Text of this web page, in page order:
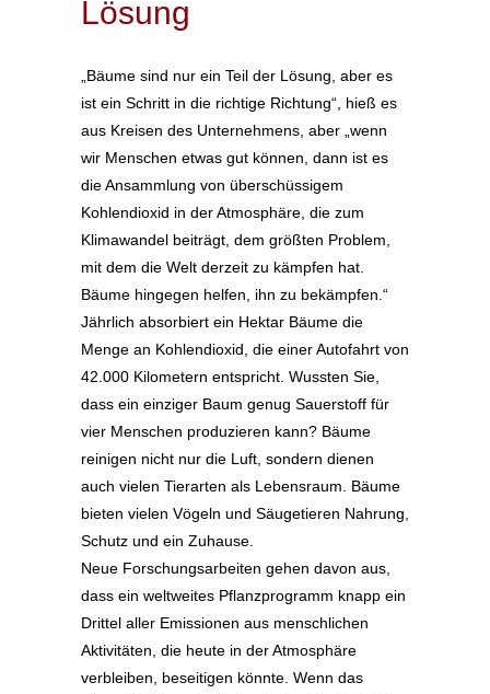
Lösung
Bäume sind nur ein Teil der Lösung, aber es
ist ein Schritt in die richtige Richtung“, hieß es
aus Kreisen des Unternehmens, aber „wenn
wir Menschen etwas gut können, dann ist es
die Ansammlung von überschüssigem
Kohlendioxid in der Atmosphäre, die zum
Klimawandel beiträgt, dem größten Problem,
mit dem die Welt derzeit zu kämpfen hat.
Bäume hingegen helfen, ihn zu bekämpfen.“
Jährlich absorbiert ein Hektar Bäume die
Menge an Kohlendioxid, die einer Autofahrt von
42.000 Kilometern entspricht. Wussten Sie,
dass ein einziger Baum genug Sauerstoff für
vier Menschen produzieren kann? Bäume
reinigen nicht nur die Luft, sondern dienen
auch vielen Tierarten als Lebensraum. Bäume
bieten vielen Vögeln und Säugetieren Nahrung,
Schutz und ein Zuhause.
Neue Forschungsarbeiten gehen davon aus,
dass ein weltweites Pflanzprogramm knapp ein
Drittel aller Emissionen aus menschlichen
Aktivitäten, die heute in der Atmosphäre
verbleiben, beseitigen könnte. Wenn das